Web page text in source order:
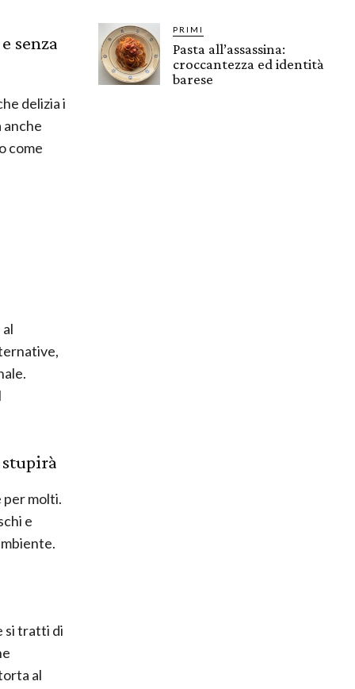
senza
delizia i
anche
come
per molti.
e
si tratti di
al
PRIMI
Pasta all’assassina:
croccantezza ed identità
barese